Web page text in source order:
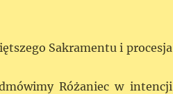
Sakramentu i procesja
Różaniec w intencji